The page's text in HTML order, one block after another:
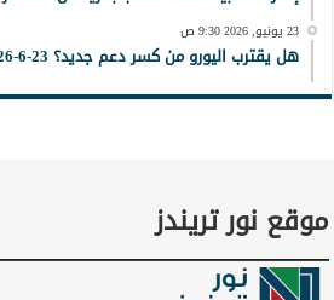
23 يونيو, 2026 9:30 ص
هل يقترب اليورو من كسر دعم جديد؟ 23-6-2026
موقع نور تريندز